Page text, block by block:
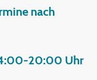
nach
20:00 Uhr